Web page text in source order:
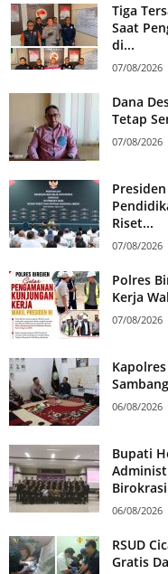
Tiga
Saat
di...
07/08/2026
Dana
Tetap
07/08/2026
Riset...
07/08/2026
Polres
Kerja
07/08/2026
06/08/2026
Bupati
Birokrasi
06/08/2026
RSUD
Gratis